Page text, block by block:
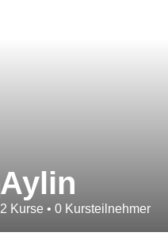
Aylin
2 Kurse • 0 Kursteilnehmer